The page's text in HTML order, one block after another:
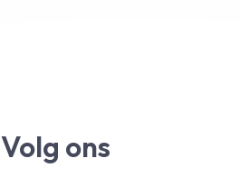
Volg ons